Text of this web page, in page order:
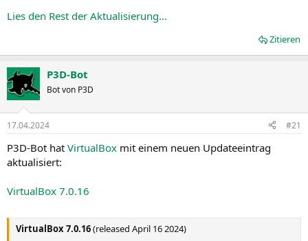
"Byte" is the base unit
Main: OVF Import/Export: Added support for importing and
Lies den Rest der Aktualisierung…
Zitieren
P3D-Bot
Bot von P3D
17.04.2024 #21
P3D-Bot hat VirtualBox mit einem neuen Updateeintrag
aktualisiert:
VirtualBox 7.0.16
VirtualBox 7.0.16(released April 16 2024)